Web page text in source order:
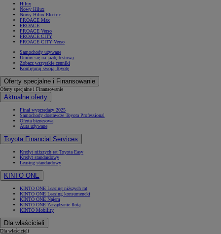
Hilux
Nowy Hilux
Nowy Hilux Electric
PROACE Max
PROACE
PROACE Verso
PROACE CITY
PROACE CITY Verso
Samochody używane
Umów się na jazdę testową
Zobacz wszystkie cenniki
Konfiguruj swoją Toyotę
Oferty specjalne i Finansowanie
Oferty specjalne i Finansowanie
Aktualne oferty
Finał wyprzedaży 2025
Samochody dostawcze Toyota Professional
Oferta biznesowa
Auta używane
Toyota Financial Services
Kredyt niższych rat Toyota Easy
Kredyt standardowy
Leasing standardowy
KINTO ONE
KINTO ONE Leasing niższych rat
KINTO ONE Leasing konsumencki
KINTO ONE Najem
KINTO ONE Zarządzanie flotą
KINTO Mobility
Dla właścicieli
Dla właścicieli